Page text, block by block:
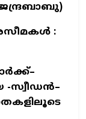
:
-സ്വീഡൻ–